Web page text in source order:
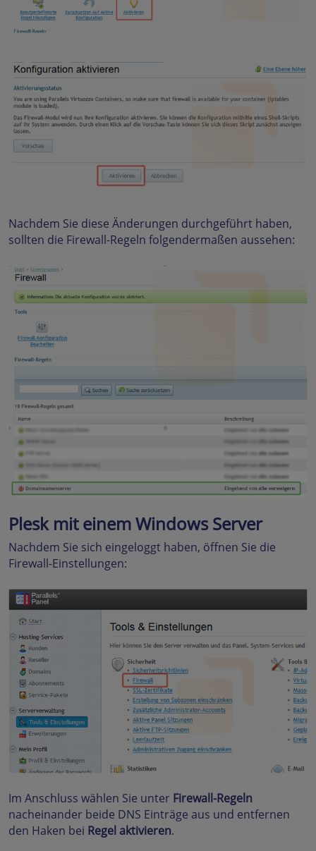
Nachdem Sie diese Änderungen durchgeführt haben,
sollten die Firewall-Regeln folgendermaßen aussehen:
Plesk mit einem Windows Server
Nachdem Sie sich eingeloggt haben, öffnen Sie die
Firewall-Einstellungen:
Im Anschluss wählen Sie unter Firewall-Regeln
nacheinander beide DNS Einträge aus und entfernen
den Haken bei Regel aktivieren.